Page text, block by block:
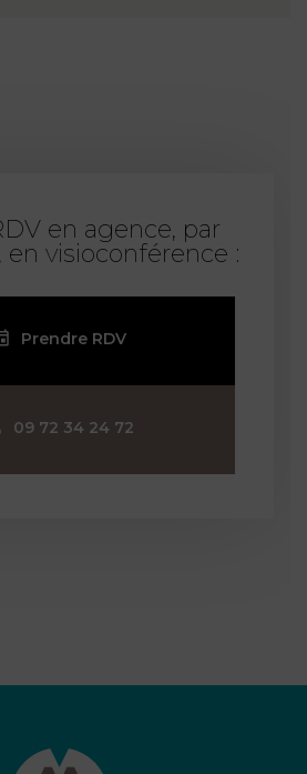
en agence, par
visioconférence :
Prendre RDV
09 72 34 24 72